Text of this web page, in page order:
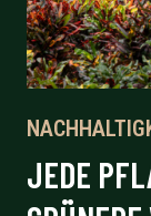
JEDE